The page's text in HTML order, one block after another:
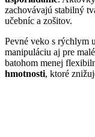
zachovávajú stabilný
učebníc a zošitov.
Pevné veko s rýchlym
manipuláciu aj pre
batohom menej
hmotnosti, ktoré